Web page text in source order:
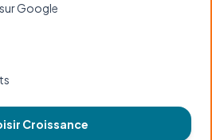
Google
Croissance